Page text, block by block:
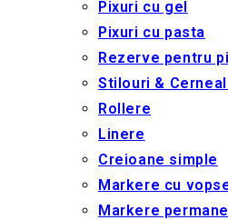
Pixuri cu gel
Pixuri cu pasta
Rezerve pentru
Stilouri &
Rollere
Linere
Creioane simple
Markere cu
Markere